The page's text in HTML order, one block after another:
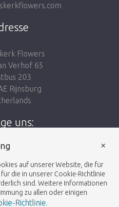
Flowers
Verhof 65
203
Rijnsburg
uns:
Geschäftsbedingungen
auf unserer Website, die für
die in unserer Cookie-Richtlinie
sind. Weitere Informationen
zu allen oder einigen
Richtlinie.
×